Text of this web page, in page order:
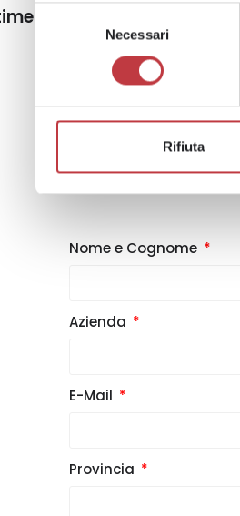
Selezione
Necessari
Rifiuta
Import/Export, di
Nome e Cognome
Azienda
E-Mail
Provincia